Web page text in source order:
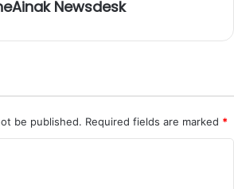
Newsdesk
be published. Required fields are marked *